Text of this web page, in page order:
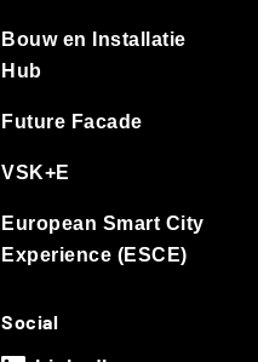
Bouw en Installatie
Hub
Future Facade
VSK+E
European Smart City
Experience (ESCE)
Social